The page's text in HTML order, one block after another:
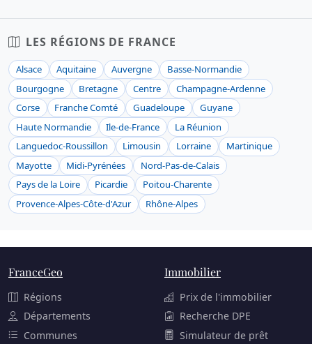
LES RÉGIONS DE FRANCE
Alsace Aquitaine Auvergne
Basse-Normandie
Bourgogne
Bretagne Centre
Champagne-Ardenne
Corse
Franche Comté Guadeloupe
Guyane
Haute Normandie
Ile-de-France
La Réunion
Languedoc-Roussillon
Limousin Lorraine
Martinique
Mayotte
Midi-Pyrénées
Nord-Pas-de-Calais
Pays de la Loire
Picardie
Poitou-Charente
Provence-Alpes-Côte-d'Azur
Rhône-Alpes
FranceGeo
Régions
Départements
Communes
Immobilier
Prix de l'immobilier
Recherche DPE
Simulateur de prêt